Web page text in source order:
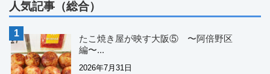
人気記事（総合）
たこ焼き屋が映す大阪⑤ 〜阿倍野区
編〜...
2026年7月31日